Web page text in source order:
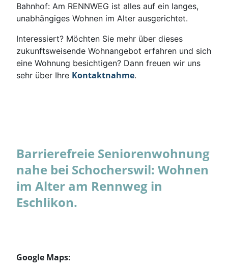
Bahnhof: Am RENNWEG ist alles auf ein langes,
unabhängiges Wohnen im Alter ausgerichtet.
Interessiert? Möchten Sie mehr über dieses
zukunftsweisende Wohnangebot erfahren und sich
eine Wohnung besichtigen? Dann freuen wir uns
sehr über Ihre Kontaktnahme.
Barrierefreie Seniorenwohnung
nahe bei Schocherswil: Wohnen
im Alter am Rennweg in
Eschlikon.
Google Maps: